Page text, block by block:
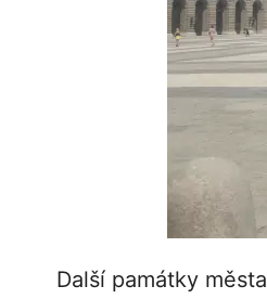
Další památky města